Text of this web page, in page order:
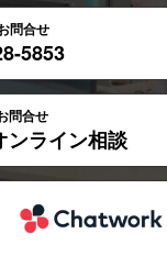
問合せ
5853
問合せ
ンライン相談